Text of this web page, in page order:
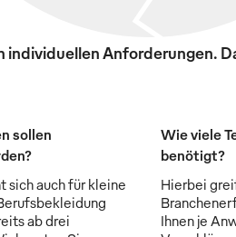
individuellen Anforderungen.
sollen
sich auch für kleine
ab drei
Wie viele
benötigt?
Hierbei
Ihnen je